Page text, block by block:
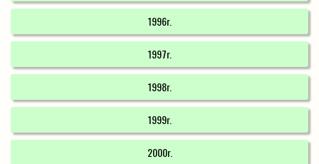
1996r.
1997r.
1998r.
1999r.
2000r.